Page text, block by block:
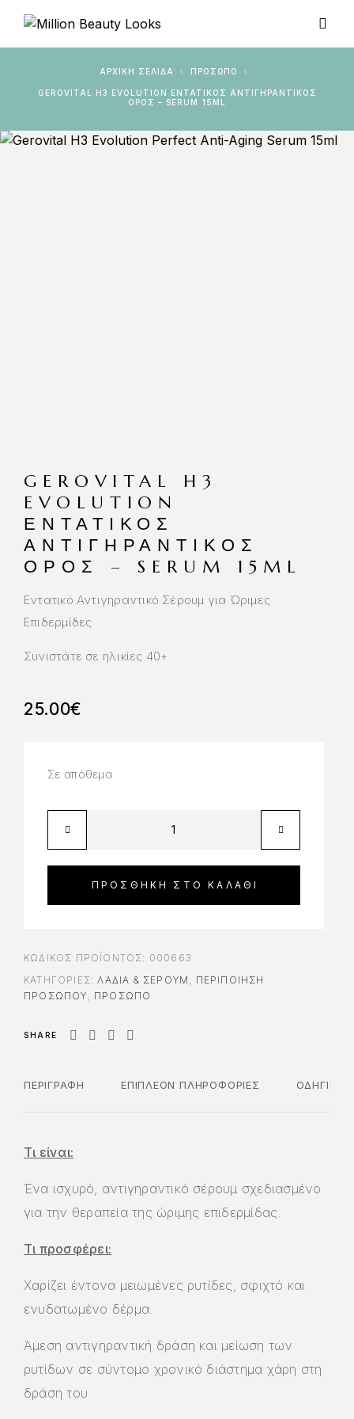
ΑΡΧΙΚΉ ΣΕΛΊΔΑ ΠΡΟΣΩΠΟ
GEROVITAL H3 EVOLUTION ΕΝΤΑΤΙΚΌΣ ΑΝΤΙΓΗΡΑΝΤΙΚΌΣ
ΟΡΌΣ – SERUM 15ML
GEROVITAL H3
EVOLUTION
ΕΝΤΑΤΙΚΌΣ
ΑΝΤΙΓΗΡΑΝΤΙΚΌΣ
ΟΡΌΣ – SERUM 15ML
Εντατικό Αντιγηραντικό Σέρουμ για Ώριμες
Επιδερμίδες
Συνιστάτε σε ηλικίες 40+
25.00€
Σε απόθεμα
ΠΡΟΣΘΉΚΗ ΣΤΟ ΚΑΛΆΘΙ
ΚΩΔΙΚΌΣ ΠΡΟΪΌΝΤΟΣ: 000663
ΚΑΤΗΓΟΡΊΕΣ:ΛΆΔΙΑ & ΣΈΡΟΥΜ , ΠΕΡΙΠΟΊΗΣΗ
ΠΡΟΣΏΠΟΥ , ΠΡΟΣΩΠΟ
SHARE
ΠΕΡΙΓΡΑΦΉ ΕΠΙΠΛΈΟΝ ΠΛΗΡΟΦΟΡΊΕΣ ΟΔΗΓΊΕΣ
Τι είναι:
Ένα ισχυρό, αντιγηραντικό σέρουμ σχεδιασμένο
για την θεραπεία της ώριμης επιδερμίδας.
Τι προσφέρει:
Χαρίζει έντονα μειωμένες ρυτίδες, σφιχτό και
ενυδατωμένο δέρμα.
Άμεση αντιγηραντική δράση και μείωση των
ρυτίδων σε σύντομο χρονικό διάστημα χάρη στη
δράση του